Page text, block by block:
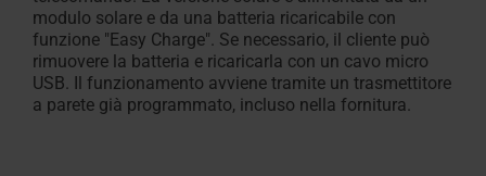
Finestre
sottoluce
Accessori e prodotti per la posa
modulo solare e da una batteria ricaricabile con
funzione "Easy Charge". Se necessario, il cliente può
rimuovere la batteria e ricaricarla con un cavo micro
USB. Il funzionamento avviene tramite un trasmettitore
a parete già programmato, incluso nella fornitura.